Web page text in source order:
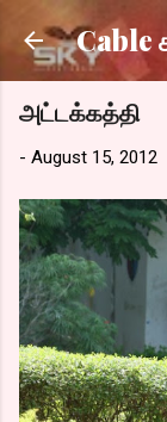
Cable
அட்டக்கத்தி
- August 15, 2012